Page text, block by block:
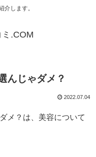
介します。
.COM
んじゃダメ？
2022.07.04
メ？は、美容について